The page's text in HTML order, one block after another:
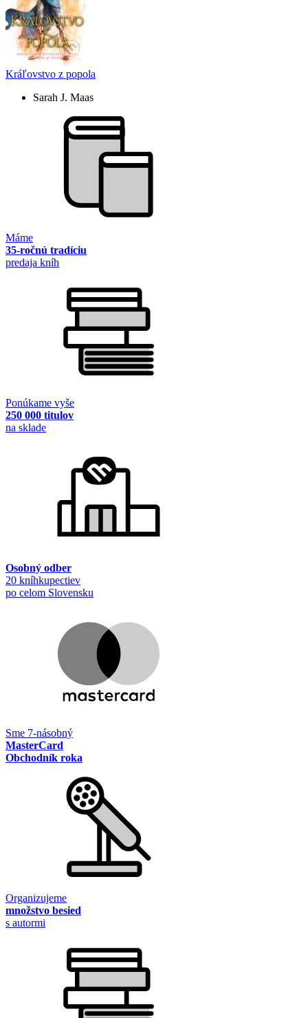
Kráľovstvo z popola
Sarah J. Maas
Máme
35-ročnú tradíciu
predaja kníh
Ponúkame vyše
250 000 titulov
na sklade
Osobný odber
20 kníhkupectiev
po celom Slovensku
Sme 7-násobný
MasterCard
Obchodník roka
Organizujeme
množstvo besied
s autormi